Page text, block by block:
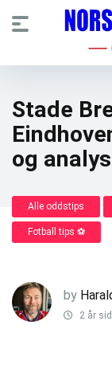
Stade
og
Alle oddstips
Fotball tips ⚽
by
2 år